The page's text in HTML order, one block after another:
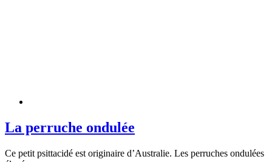
La perruche ondulée
Ce petit psittacidé est originaire d’Australie. Les perruches ondulées